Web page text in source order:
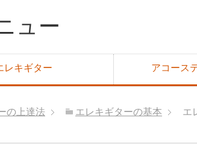
ュー
レキギター アコース
の上達法 エレキギターの基本 エ